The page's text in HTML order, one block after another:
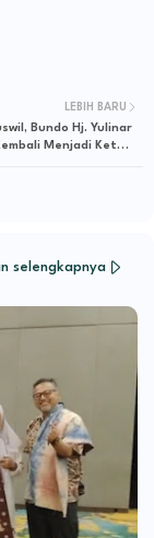
LEBIH BARU
Bundo Hj. Yulinar
Menjadi Ketua
selengkapnya